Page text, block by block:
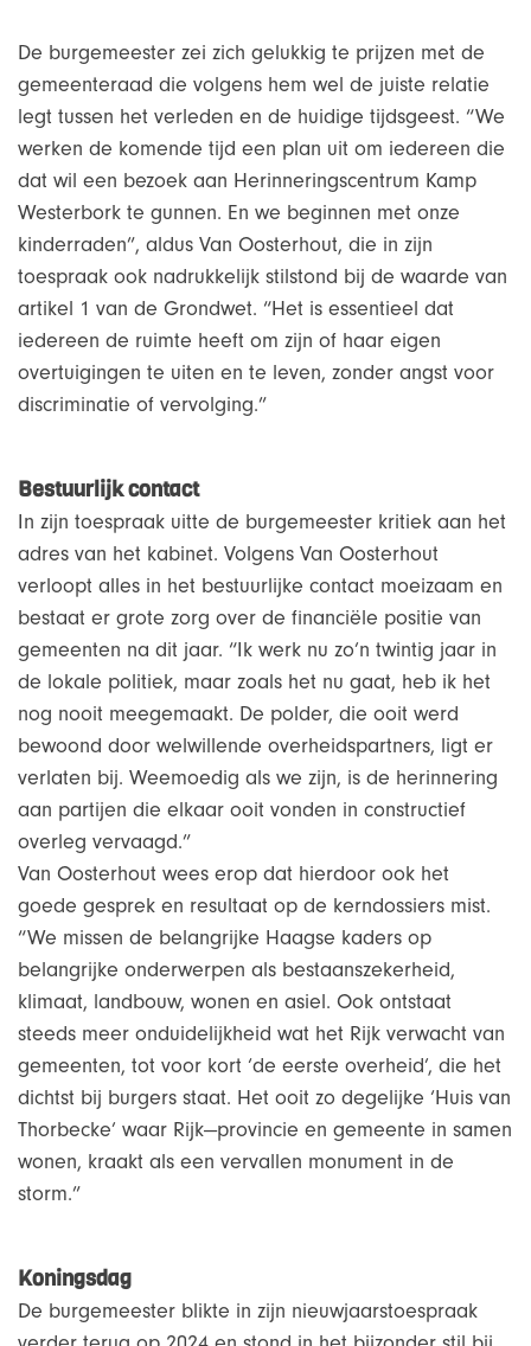
De burgemeester zei zich gelukkig te prijzen met de
gemeenteraad die volgens hem wel de juiste relatie
legt tussen het verleden en de huidige tijdsgeest. “We
werken de komende tijd een plan uit om iedereen die
dat wil een bezoek aan Herinneringscentrum Kamp
Westerbork te gunnen. En we beginnen met onze
kinderraden”, aldus Van Oosterhout, die in zijn
toespraak ook nadrukkelijk stilstond bij de waarde van
artikel 1 van de Grondwet. “Het is essentieel dat
iedereen de ruimte heeft om zijn of haar eigen
overtuigingen te uiten en te leven, zonder angst voor
discriminatie of vervolging.”
Bestuurlijk contact
In zijn toespraak uitte de burgemeester kritiek aan het
adres van het kabinet. Volgens Van Oosterhout
verloopt alles in het bestuurlijke contact moeizaam en
bestaat er grote zorg over de financiële positie van
gemeenten na dit jaar. “Ik werk nu zo’n twintig jaar in
de lokale politiek, maar zoals het nu gaat, heb ik het
nog nooit meegemaakt. De polder, die ooit werd
bewoond door welwillende overheidspartners, ligt er
verlaten bij. Weemoedig als we zijn, is de herinnering
aan partijen die elkaar ooit vonden in constructief
overleg vervaagd.”
Van Oosterhout wees erop dat hierdoor ook het
goede gesprek en resultaat op de kerndossiers mist.
“We missen de belangrijke Haagse kaders op
belangrijke onderwerpen als bestaanszekerheid,
klimaat, landbouw, wonen en asiel. Ook ontstaat
steeds meer onduidelijkheid wat het Rijk verwacht van
gemeenten, tot voor kort ‘de eerste overheid’, die het
dichtst bij burgers staat. Het ooit zo degelijke ‘Huis van
Thorbecke’ waar Rijk—provincie en gemeente in samen
wonen, kraakt als een vervallen monument in de
storm.”
Koningsdag
De burgemeester blikte in zijn nieuwjaarstoespraak